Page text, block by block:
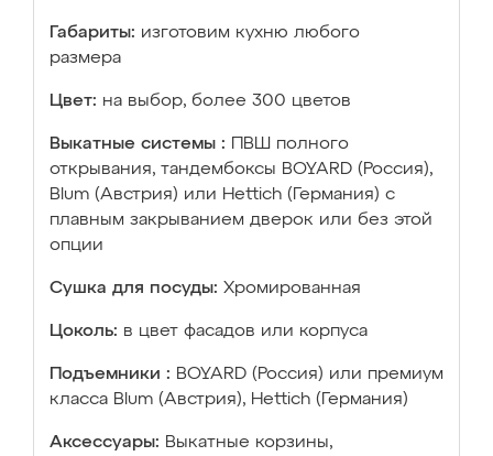
Габариты: изготовим кухню любого
размера
Цвет: на выбор, более 300 цветов
Выкатные системы :
ПВШ полного
открывания, тандембоксы BOYARD (Россия),
Blum (Австрия) или Hettich (Германия) с
плавным закрыванием дверок или без этой
опции
Сушка для посуды: Хромированная
Цоколь: в цвет фасадов или корпуса
Подъемники : BOYARD (Россия) или премиум
класса Blum (Австрия), Hettich (Германия)
Аксессуары: Выкатные корзины,